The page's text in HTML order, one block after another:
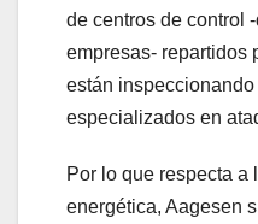
de centros de control
empresas- repartidos
están
especializados en
Por lo que respecta a
energética, Aagesen